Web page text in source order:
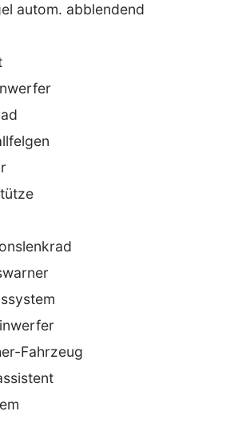
autom. abblendend
Fahrzeug